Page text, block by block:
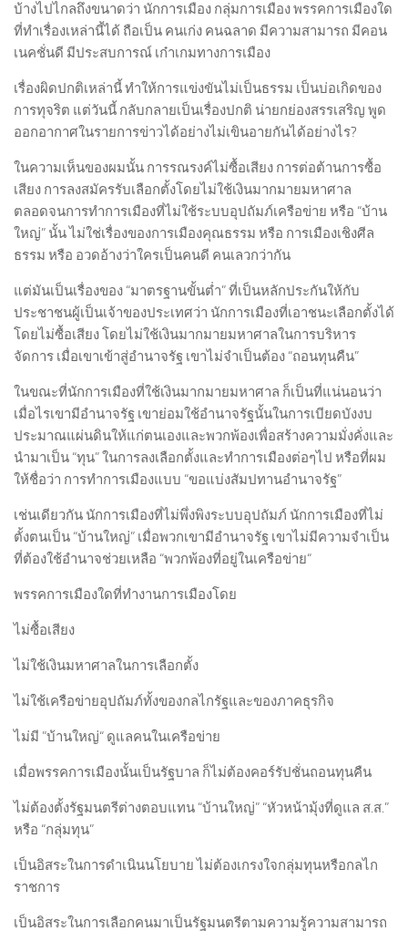
บ้างไปไกลถึงขนาดว่า นักการเมือง กลุ่มการเมือง พรรคการเมืองใด
ที่ทำเรื่องเหล่านี้ได้ ถือเป็น คนเก่ง คนฉลาด มีความสามารถ มีคอน
เนคชั่นดี มีประสบการณ์ เก๋าเกมทางการเมือง
เรื่องผิดปกติเหล่านี้ ทำให้การแข่งขันไม่เป็นธรรม เป็นบ่อเกิดของ
การทุจริต แต่วันนี้ กลับกลายเป็นเรื่องปกติ น่ายกย่องสรรเสริญ พูด
ออกอากาศในรายการข่าวได้อย่างไม่เขินอายกันได้อย่างไร?
ในความเห็นของผมนั้น การรณรงค์ไม่ซื้อเสียง การต่อต้านการซื้อ
เสียง การลงสมัครรับเลือกตั้งโดยไม่ใช้เงินมากมายมหาศาล
ตลอดจนการทำการเมืองที่ไม่ใช้ระบบอุปถัมภ์เครือข่าย หรือ “บ้าน
ใหญ่” นั้น ไม่ใช่เรื่องของการเมืองคุณธรรม หรือ การเมืองเชิงศีล
ธรรม หรือ อวดอ้างว่าใครเป็นคนดี คนเลวกว่ากัน
แต่มันเป็นเรื่องของ “มาตรฐานขั้นต่ำ” ที่เป็นหลักประกันให้กับ
ประชาชนผู้เป็นเจ้าของประเทศว่า นักการเมืองที่เอาชนะเลือกตั้งได้
โดยไม่ซื้อเสียง โดยไม่ใช้เงินมากมายมหาศาลในการบริหาร
จัดการ เมื่อเขาเข้าสู่อำนาจรัฐ เขาไม่จำเป็นต้อง “ถอนทุนคืน”
ในขณะที่นักการเมืองที่ใช้เงินมากมายมหาศาล ก็เป็นที่แน่นอนว่า
เมื่อไรเขามีอำนาจรัฐ เขาย่อมใช้อำนาจรัฐนั้นในการเบียดบังงบ
ประมาณแผ่นดินให้แก่ตนเองและพวกพ้องเพื่อสร้างความมั่งคั่งและ
นำมาเป็น “ทุน” ในการลงเลือกตั้งและทำการเมืองต่อๆไป หรือที่ผม
ให้ชื่อว่า การทำการเมืองแบบ “ขอแบ่งสัมปทานอำนาจรัฐ”
เช่นเดียวกัน นักการเมืองที่ไม่พึ่งพิงระบบอุปถัมภ์ นักการเมืองที่ไม่
ตั้งตนเป็น “บ้านใหญ่” เมื่อพวกเขามีอำนาจรัฐ เขาไม่มีความจำเป็น
ที่ต้องใช้อำนาจช่วยเหลือ “พวกพ้องที่อยู่ในเครือข่าย“
พรรคการเมืองใดที่ทำงานการเมืองโดย
ไม่ซื้อเสียง
ไม่ใช้เงินมหาศาลในการเลือกตั้ง
ไม่ใช้เครือข่ายอุปถัมภ์ทั้งของกลไกรัฐและของภาคธุรกิจ
ไม่มี ”บ้านใหญ่“ ดูแลคนในเครือข่าย
เมื่อพรรคการเมืองนั้นเป็นรัฐบาล ก็ไม่ต้องคอร์รัปชั่นถอนทุนคืน
ไม่ต้องตั้งรัฐมนตรีต่างตอบแทน “บ้านใหญ่” “หัวหน้ามุ้งที่ดูแล ส.ส.”
หรือ “กลุ่มทุน”
เป็นอิสระในการดำเนินนโยบาย ไม่ต้องเกรงใจกลุ่มทุนหรือกลไก
ราชการ
เป็นอิสระในการเลือกคนมาเป็นรัฐมนตรีตามความรู้ความสามารถ